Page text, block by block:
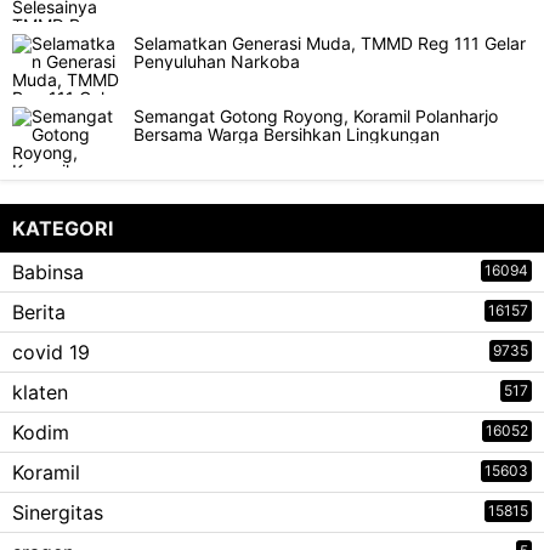
Selamatkan Generasi Muda, TMMD Reg 111 Gelar
Penyuluhan Narkoba
Semangat Gotong Royong, Koramil Polanharjo
Bersama Warga Bersihkan Lingkungan
KATEGORI
Babinsa
16094
Berita 16157
covid 19 9735
klaten 517
Kodim 16052
Koramil 15603
Sinergitas 15815